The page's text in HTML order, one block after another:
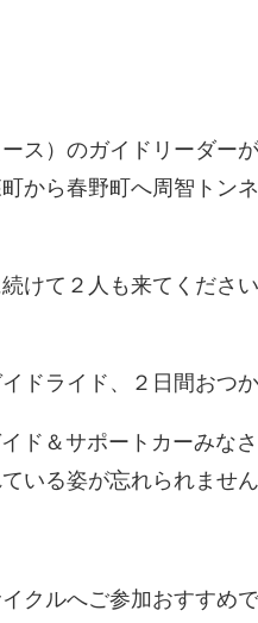
ス）のガイドリーダー
から春野町へ周智トン
けて２人も来てください
ドライド、２日間おつか
ド＆サポートカーみな
いる姿が忘れられません
クルへご参加おすすめで